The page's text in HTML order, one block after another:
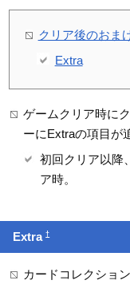
クリア後のおま
Extra
ゲームクリア時に
ーにExtraの項目が
初回クリア以降
ア時。
Extra†
カードコレクション